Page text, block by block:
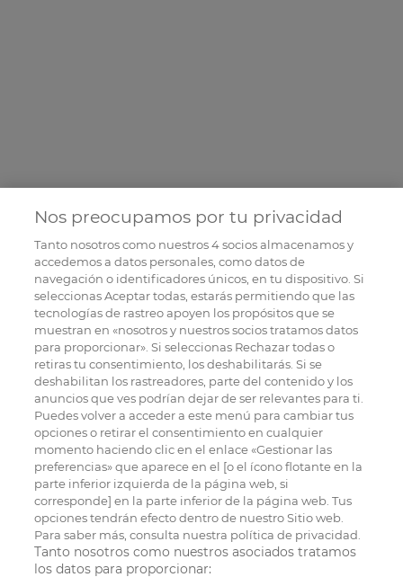
Nos preocupamos por tu privacidad
Tanto nosotros como nuestros4socios almacenamos y
accedemos a datos personales, como datos de
navegación o identificadores únicos, en tu dispositivo. Si
seleccionas Aceptar todas, estarás permitiendo que las
tecnologías de rastreo apoyen los propósitos que se
muestran en «nosotros y nuestros socios tratamos datos
para proporcionar». Si seleccionas Rechazar todas o
retiras tu consentimiento, los deshabilitarás. Si se
deshabilitan los rastreadores, parte del contenido y los
anuncios que ves podrían dejar de ser relevantes para ti.
Puedes volver a acceder a este menú para cambiar tus
opciones o retirar el consentimiento en cualquier
momento haciendo clic en el enlace «Gestionar las
preferencias» que aparece en el [o el ícono flotante en la
parte inferior izquierda de la página web, si
corresponde] en la parte inferior de la página web. Tus
opciones tendrán efecto dentro de nuestro Sitio web.
Para saber más, consulta nuestra política de privacidad.
Tanto nosotros como nuestros asociados tratamos
los datos para proporcionar: